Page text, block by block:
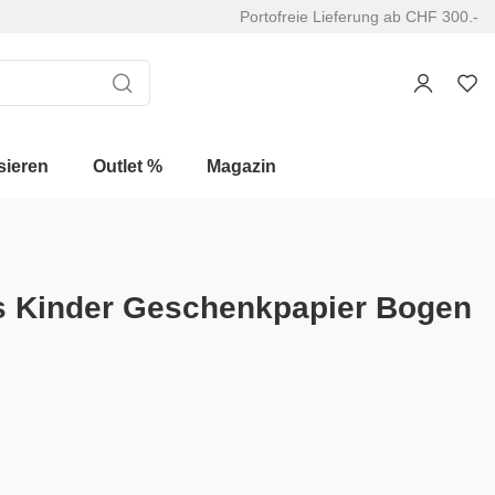
Portofreie Lieferung ab CHF 300.-
Outlet % Magazin
Kinder Geschenkpapier Bogen